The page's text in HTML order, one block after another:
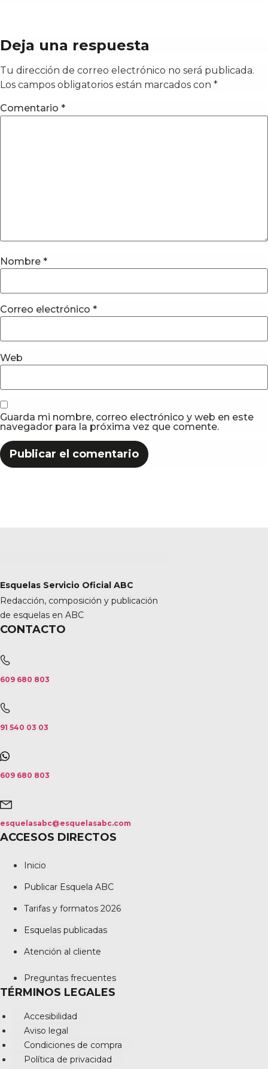
Deja una respuesta
Tu dirección de correo electrónico no será publicada.
Los campos obligatorios están marcados con *
Comentario *
Nombre *
Correo electrónico *
Web
Guarda mi nombre, correo electrónico y web en este
navegador para la próxima vez que comente.
Esquelas Servicio Oficial ABC
Redacción, composición y publicación
de esquelas en ABC
CONTACTO
609 680 803
91 540 03 03
609 680 803
esquelasabc@esquelasabc.com
ACCESOS DIRECTOS
Inicio
Publicar Esquela ABC
Tarifas y formatos 2026
Esquelas publicadas
Atención al cliente
Preguntas frecuentes
TÉRMINOS LEGALES
Accesibilidad
Aviso legal
Condiciones de compra
Política de privacidad